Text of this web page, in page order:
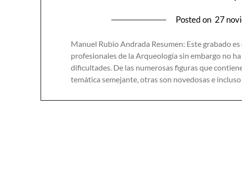
Posted on 27
Manuel Rubio Andrada Resumen: Este grabado
profesionales de la Arqueología sin embargo no
dificultades. De las numerosas figuras que
temática semejante, otras son novedosas e